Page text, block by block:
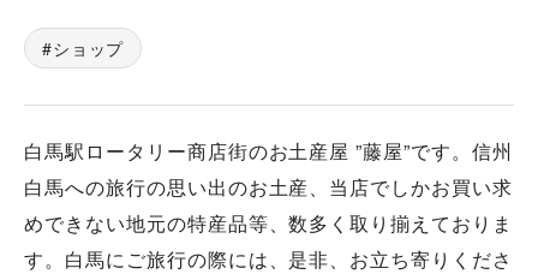
ショップ
白馬駅ロータリー商店街のお土産屋 ”藤屋”です。信州
白馬への旅行の思い出のお土産、当店でしかお買い求
めできない地元の特産品等、数多く取り揃えておりま
す。白馬にご旅行の際には、是非、お立ち寄りくださ